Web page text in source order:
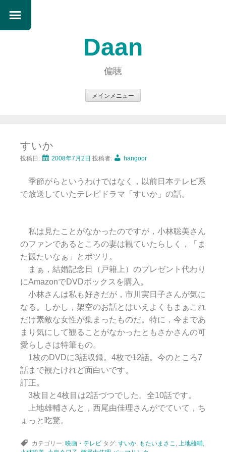
Daan
偏聴
メインメニュー
ン
ツ
ス
キ
すいか
投稿日: 2008年7月2日 投稿者: hangoor
季節がらというわけではなく，以前日本テレビ系
で放送していたテレビドラマ「すいか」の話。
私は見たことがなかったのですが，小林聡美さん
のファンであるところの妻は観ていたらしく，「ま
た観たいなぁ」とポツリ。
まぁ，結婚記念日（戸籍上）のプレゼント代わり
にAmazonでDVDボックスを購入。
小林さんは私も好きだが，市川実日子さんが気に
なる。しかし，架空のお話とはいえよくもまぁこれ
だけ素敵な女性が集まったものだ。特に，今まであ
まり気にして観ることがなかったともさかさんの可
愛らしさは特筆もの。
1枚のDVDに3話収録。4枚で12話。今のところ7
話まで観たけれど面白いです。
訂正。
3枚目と4枚目は2話づつでした。全10話です。
上地雄輔さんと，西尾由佳理さんがでていて，ち
ょっと吃驚。
カテゴリー: 映画・テレビ タグ: すいか, もたいまさこ , 上地雄輔,